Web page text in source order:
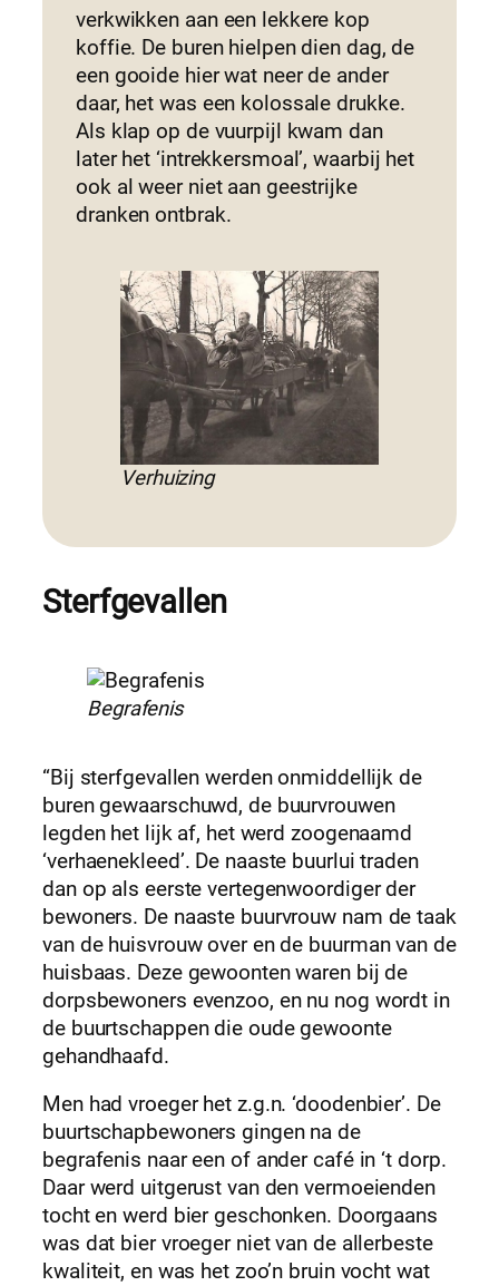
verkwikken aan een lekkere kop
koffie. De buren hielpen dien dag, de
een gooide hier wat neer de ander
daar, het was een kolossale drukke.
Als klap op de vuurpijl kwam dan
later het ‘intrekkersmoal’, waarbij het
ook al weer niet aan geestrijke
dranken ontbrak.
Verhuizing
Sterfgevallen
Begrafenis
“Bij sterfgevallen werden onmiddellijk de
buren gewaarschuwd, de buurvrouwen
legden het lijk af, het werd zoogenaamd
‘verhaenekleed’. De naaste buurlui traden
dan op als eerste vertegenwoordiger der
bewoners. De naaste buurvrouw nam de taak
van de huisvrouw over en de buurman van de
huisbaas. Deze gewoonten waren bij de
dorpsbewoners evenzoo, en nu nog wordt in
de buurtschappen die oude gewoonte
gehandhaafd.
Men had vroeger het z.g.n. ‘doodenbier’. De
buurtschapbewoners gingen na de
begrafenis naar een of ander café in ‘t dorp.
Daar werd uitgerust van den vermoeienden
tocht en werd bier geschonken. Doorgaans
was dat bier vroeger niet van de allerbeste
kwaliteit, en was het zoo’n bruin vocht wat